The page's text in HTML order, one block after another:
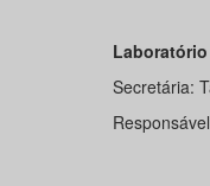
Secretária: